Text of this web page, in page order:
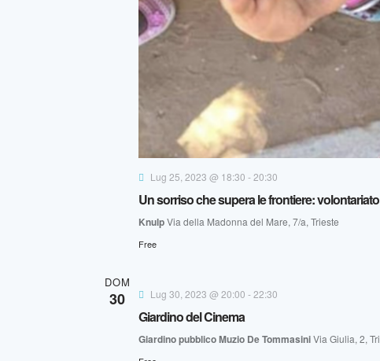
Lug 25, 2023 @ 18:30 -20:30
Un sorriso che supera le frontiere:
KnulpVia della Madonna del Mare, 7/a, Trieste
Free
DOM
30 Lug 30, 2023 @ 20:00 -22:30
Giardino del Cinema
Giardino pubblico Muzio De TommasiniVia Giulia, 2,